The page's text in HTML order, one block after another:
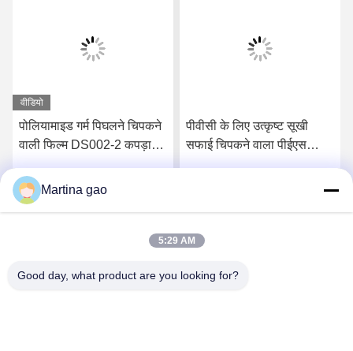
वीडियो
पोलियामाइड गर्म पिघलने चिपकने
वाली फिल्म DS002-2 कपड़ा
प्रतिरोधी पोलियामाइड कढ़ाई के
लिए
सर्वोत्तम मूल्य प्राप्त करें
पीवीसी के लिए उत्कृष्ट सूखी
सफाई चिपकने वाला पीईएस
Martina gao
5:29 AM
Good day, what product are you looking for?